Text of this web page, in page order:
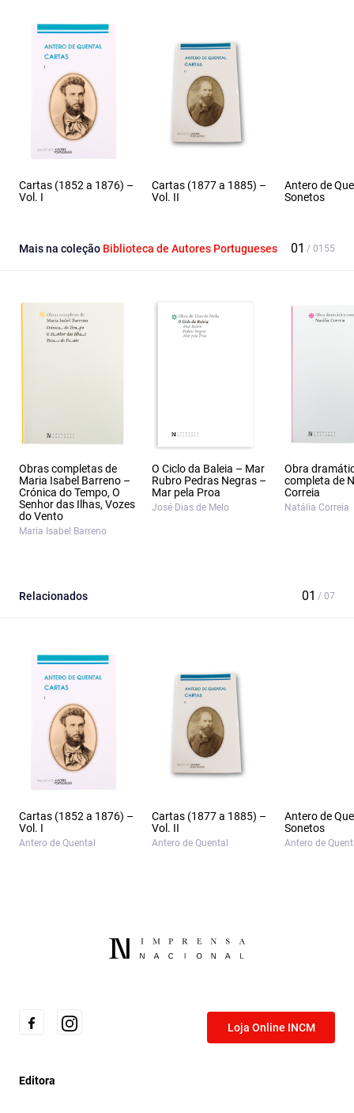
Cartas (1852 a 1876) –
Vol. I
Cartas (1877 a 1885) –
Vol. II
Antero de
Sonetos
Mais na coleção Biblioteca de Autores Portugueses
Obras completas de
Maria Isabel Barreno –
Crónica do Tempo, O
Senhor das Ilhas, Vozes
do Vento
Maria Isabel Barreno
O Ciclo da Baleia – Mar
Rubro Pedras Negras –
Mar pela Proa
José Dias de Melo
Obra
completa de
Correia
Natália Correia
Relacionados
Cartas (1852 a 1876) –
Vol. I
Antero de Quental
Cartas (1877 a 1885) –
Vol. II
Antero de Quental
Antero de
Sonetos
Antero de
Loja Online INCM
Editora